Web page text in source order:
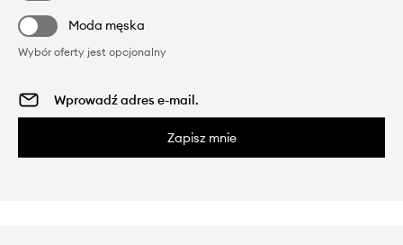
Moda męska
Wybór oferty jest opcjonalny
Zapisz mnie